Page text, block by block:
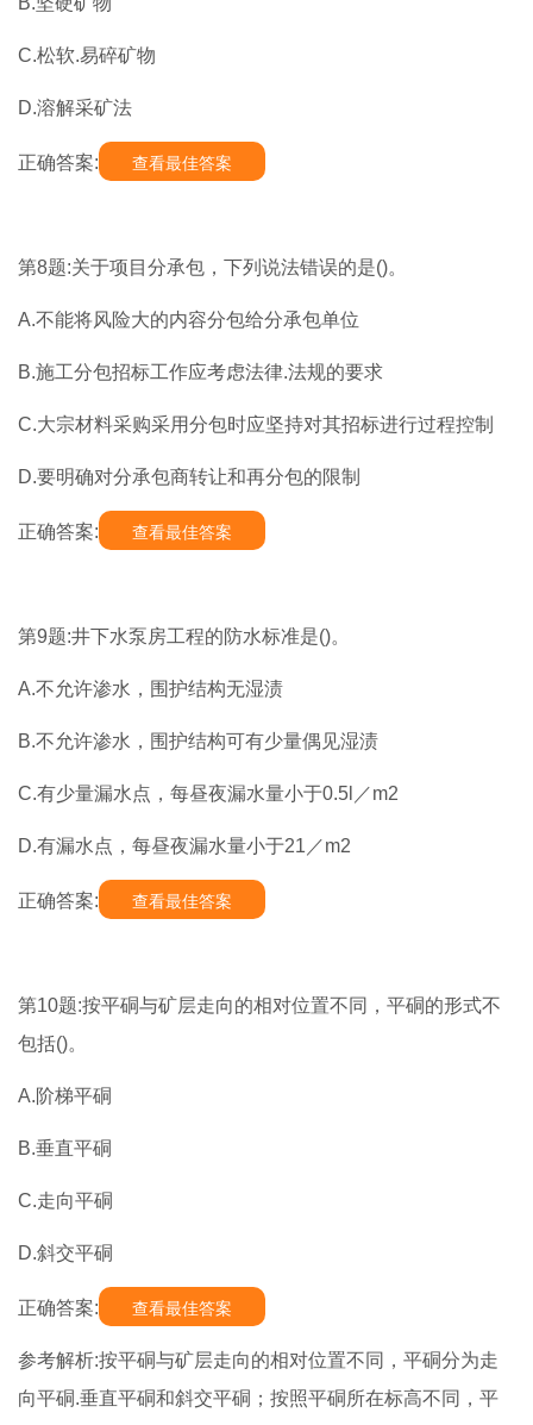
C.松软.易碎矿物
D.溶解采矿法
正确答案: 查看最佳答案
第8题:关于项目分承包，下列说法错误的是()。
A.不能将风险大的内容分包给分承包单位
B.施工分包招标工作应考虑法律.法规的要求
C.大宗材料采购采用分包时应坚持对其招标进行过程控制
D.要明确对分承包商转让和再分包的限制
正确答案: 查看最佳答案
第9题:井下水泵房工程的防水标准是()。
A.不允许渗水，围护结构无湿渍
B.不允许渗水，围护结构可有少量偶见湿渍
C.有少量漏水点，每昼夜漏水量小于0.5l／m2
D.有漏水点，每昼夜漏水量小于21／m2
正确答案: 查看最佳答案
第10题:按平硐与矿层走向的相对位置不同，平硐的形式不
包括()。
A.阶梯平硐
B.垂直平硐
C.走向平硐
D.斜交平硐
正确答案: 查看最佳答案
参考解析:按平硐与矿层走向的相对位置不同，平硐分为走
向平硐.垂直平硐和斜交平硐；按照平硐所在标高不同，平